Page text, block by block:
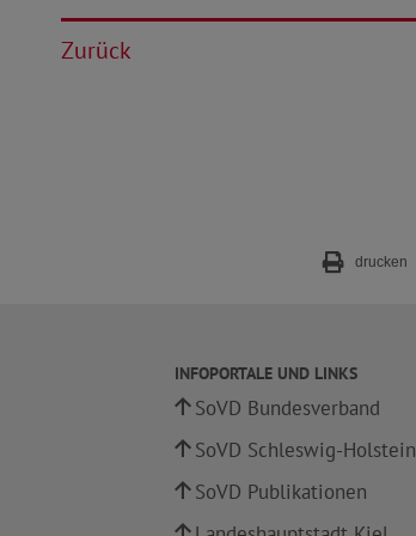
Zurück
drucken
INFOPORTALE UND LINKS
SoVD Bundesverband
SoVD Schleswig-Holstein
SoVD Publikationen